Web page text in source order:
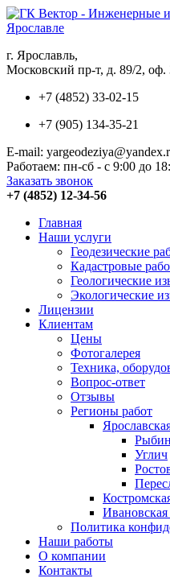
г. Ярославль,
Московский пр-т, д. 89/2, оф.
+7 (4852) 33-02-15
+7 (905) 134-35-21
E-mail:
Работаем: пн-сб - с 9:00 до
Заказать звонок
+7 (4852) 12-34-56
Главная
Наши услуги
Геодезические
Кадастровые
Геологические
Экологические
Лицензии
Клиентам
Цены
Фотогалерея
Техника,
Вопрос-ответ
Отзывы
Регионы работ
Углич
Ивановская
Политика
Наши работы
О компании
Контакты